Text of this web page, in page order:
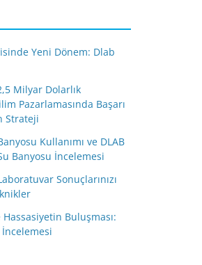
Yeni Dönem: Dlab
Milyar Dolarlık
Pazarlamasında Başarı
Strateji
Kullanımı ve DLAB
Banyosu İncelemesi
Sonuçlarınızı
Buluşması: